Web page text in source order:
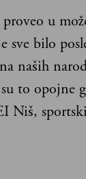
u
bilo
naših
to opojne
Niš,